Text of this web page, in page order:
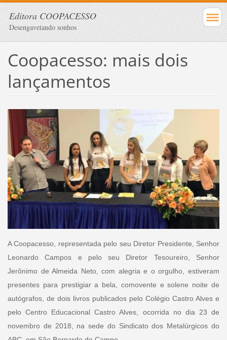
Editora COOPACESSO
Desengavetando sonhos
Coopacesso: mais dois
lançamentos
A Coopacesso, representada pelo seu Diretor Presidente, Senhor
Leonardo Campos e pelo seu Diretor Tesoureiro, Senhor
Jerônimo de Almeida Neto, com alegria e o orgulho, estiveram
presentes para prestigiar a bela, comovente e solene noite de
autógrafos, de dois livros publicados pelo Colégio Castro Alves e
pelo Centro Educacional Castro Alves, ocorrida no dia 23 de
novembro de 2018, na sede do Sindicato dos Metalúrgicos do